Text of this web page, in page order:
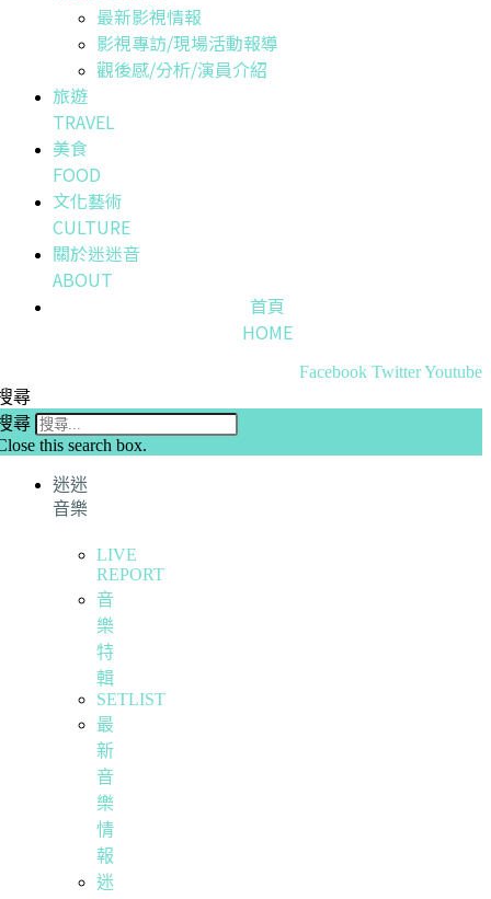
最新影視情報
影視專訪/現場活動報導
觀後感/分析/演員介紹
旅遊
TRAVEL
美食
FOOD
文化藝術
CULTURE
關於迷迷音
ABOUT
首頁
HOME
Facebook TwitterYoutube
尋
尋
this search box.
迷迷
音樂
LIVE
REPORT
音
樂
特
輯
SETLIST
最
新
音
樂
情
報
迷